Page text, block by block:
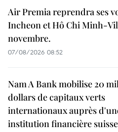
Air Premia reprendra ses
Incheon et Hô Chi Minh-
novembre.
07/08/2026 08:52
Nam A Bank mobilise 20
dollars de capitaux verts
internationaux auprès
institution financière suisse